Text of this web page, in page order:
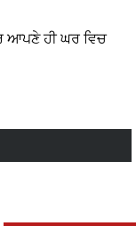
ਆਪਣੇ ਹੀ ਘਰ ਵਿਚ